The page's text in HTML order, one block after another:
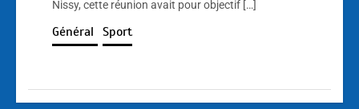
Nissy, cette réunion avait pour objectif […]
Général Sport